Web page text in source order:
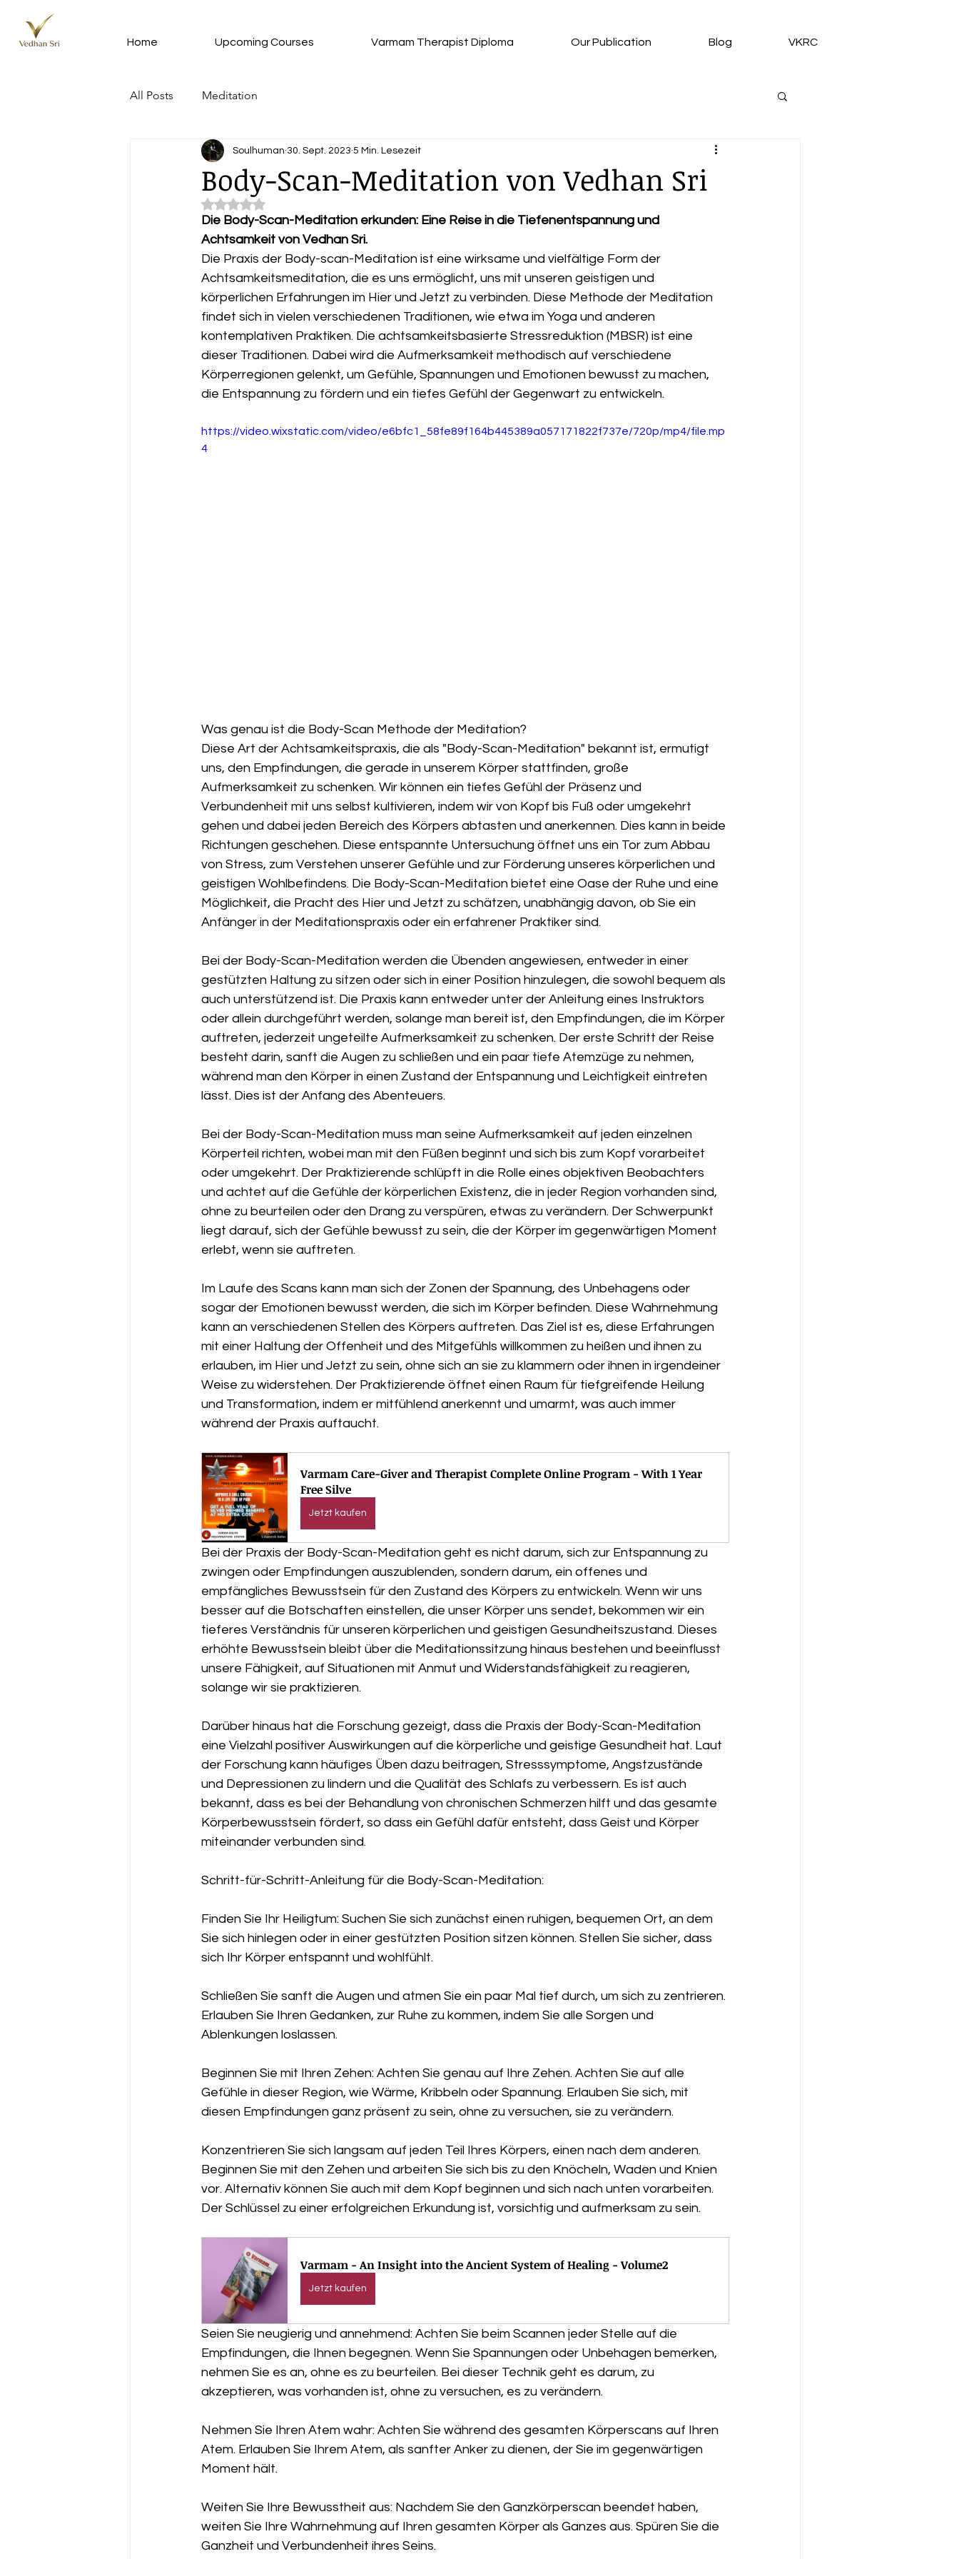
Home Upcoming Courses Varmam Therapist Diploma Our Publication Blog VKRC
All Posts Meditation
Body-Scan-Meditation von Vedhan Sri
Soulhuman 30. Sept. 2023 5 Min. Lesezeit
Mit NaN von 5 Sternen bewertet.
Die Body-Scan-Meditation erkunden: Eine Reise in die Tiefenentspannung und
Achtsamkeit von Vedhan Sri.
Die Praxis der Body-scan-Meditation ist eine wirksame und vielfältige Form der
Achtsamkeitsmeditation, die es uns ermöglicht, uns mit unseren geistigen und
körperlichen Erfahrungen im Hier und Jetzt zu verbinden. Diese Methode der Meditation
findet sich in vielen verschiedenen Traditionen, wie etwa im Yoga und anderen
kontemplativen Praktiken. Die achtsamkeitsbasierte Stressreduktion (MBSR) ist eine
dieser Traditionen. Dabei wird die Aufmerksamkeit methodisch auf verschiedene
Körperregionen gelenkt, um Gefühle, Spannungen und Emotionen bewusst zu machen,
die Entspannung zu fördern und ein tiefes Gefühl der Gegenwart zu entwickeln.
https://video.wixstatic.com/video/e6bfc1_58fe89f164b445389a057171822f737e/720p/mp4/file.mp
4
Was genau ist die Body-Scan Methode der Meditation?
Diese Art der Achtsamkeitspraxis, die als "Body-Scan-Meditation" bekannt ist, ermutigt
uns, den Empfindungen, die gerade in unserem Körper stattfinden, große
Aufmerksamkeit zu schenken. Wir können ein tiefes Gefühl der Präsenz und
Verbundenheit mit uns selbst kultivieren, indem wir von Kopf bis Fuß oder umgekehrt
gehen und dabei jeden Bereich des Körpers abtasten und anerkennen. Dies kann in beide
Richtungen geschehen. Diese entspannte Untersuchung öffnet uns ein Tor zum Abbau
von Stress, zum Verstehen unserer Gefühle und zur Förderung unseres körperlichen und
geistigen Wohlbefindens. Die Body-Scan-Meditation bietet eine Oase der Ruhe und eine
Möglichkeit, die Pracht des Hier und Jetzt zu schätzen, unabhängig davon, ob Sie ein
Anfänger in der Meditationspraxis oder ein erfahrener Praktiker sind.
Bei der Body-Scan-Meditation werden die Übenden angewiesen, entweder in einer
gestützten Haltung zu sitzen oder sich in einer Position hinzulegen, die sowohl bequem als
auch unterstützend ist. Die Praxis kann entweder unter der Anleitung eines Instruktors
oder allein durchgeführt werden, solange man bereit ist, den Empfindungen, die im Körper
auftreten, jederzeit ungeteilte Aufmerksamkeit zu schenken. Der erste Schritt der Reise
besteht darin, sanft die Augen zu schließen und ein paar tiefe Atemzüge zu nehmen,
während man den Körper in einen Zustand der Entspannung und Leichtigkeit eintreten
lässt. Dies ist der Anfang des Abenteuers.
Bei der Body-Scan-Meditation muss man seine Aufmerksamkeit auf jeden einzelnen
Körperteil richten, wobei man mit den Füßen beginnt und sich bis zum Kopf vorarbeitet
oder umgekehrt. Der Praktizierende schlüpft in die Rolle eines objektiven Beobachters
und achtet auf die Gefühle der körperlichen Existenz, die in jeder Region vorhanden sind,
ohne zu beurteilen oder den Drang zu verspüren, etwas zu verändern. Der Schwerpunkt
liegt darauf, sich der Gefühle bewusst zu sein, die der Körper im gegenwärtigen Moment
erlebt, wenn sie auftreten.
Im Laufe des Scans kann man sich der Zonen der Spannung, des Unbehagens oder
sogar der Emotionen bewusst werden, die sich im Körper befinden. Diese Wahrnehmung
kann an verschiedenen Stellen des Körpers auftreten. Das Ziel ist es, diese Erfahrungen
mit einer Haltung der Offenheit und des Mitgefühls willkommen zu heißen und ihnen zu
erlauben, im Hier und Jetzt zu sein, ohne sich an sie zu klammern oder ihnen in irgendeiner
Weise zu widerstehen. Der Praktizierende öffnet einen Raum für tiefgreifende Heilung
und Transformation, indem er mitfühlend anerkennt und umarmt, was auch immer
während der Praxis auftaucht.
Varmam Care-Giver and Therapist Complete Online Program - With 1 Year
Free Silve
Jetzt kaufen
Bei der Praxis der Body-Scan-Meditation geht es nicht darum, sich zur Entspannung zu
zwingen oder Empfindungen auszublenden, sondern darum, ein offenes und
empfängliches Bewusstsein für den Zustand des Körpers zu entwickeln. Wenn wir uns
besser auf die Botschaften einstellen, die unser Körper uns sendet, bekommen wir ein
tieferes Verständnis für unseren körperlichen und geistigen Gesundheitszustand. Dieses
erhöhte Bewusstsein bleibt über die Meditationssitzung hinaus bestehen und beeinflusst
unsere Fähigkeit, auf Situationen mit Anmut und Widerstandsfähigkeit zu reagieren,
solange wir sie praktizieren.
Darüber hinaus hat die Forschung gezeigt, dass die Praxis der Body-Scan-Meditation
eine Vielzahl positiver Auswirkungen auf die körperliche und geistige Gesundheit hat. Laut
der Forschung kann häufiges Üben dazu beitragen, Stresssymptome, Angstzustände
und Depressionen zu lindern und die Qualität des Schlafs zu verbessern. Es ist auch
bekannt, dass es bei der Behandlung von chronischen Schmerzen hilft und das gesamte
Körperbewusstsein fördert, so dass ein Gefühl dafür entsteht, dass Geist und Körper
miteinander verbunden sind.
Schritt-für-Schritt-Anleitung für die Body-Scan-Meditation:
Finden Sie Ihr Heiligtum: Suchen Sie sich zunächst einen ruhigen, bequemen Ort, an dem
Sie sich hinlegen oder in einer gestützten Position sitzen können. Stellen Sie sicher, dass
sich Ihr Körper entspannt und wohlfühlt.
Schließen Sie sanft die Augen und atmen Sie ein paar Mal tief durch, um sich zu zentrieren.
Erlauben Sie Ihren Gedanken, zur Ruhe zu kommen, indem Sie alle Sorgen und
Ablenkungen loslassen.
Beginnen Sie mit Ihren Zehen: Achten Sie genau auf Ihre Zehen. Achten Sie auf alle
Gefühle in dieser Region, wie Wärme, Kribbeln oder Spannung. Erlauben Sie sich, mit
diesen Empfindungen ganz präsent zu sein, ohne zu versuchen, sie zu verändern.
Konzentrieren Sie sich langsam auf jeden Teil Ihres Körpers, einen nach dem anderen.
Beginnen Sie mit den Zehen und arbeiten Sie sich bis zu den Knöcheln, Waden und Knien
vor. Alternativ können Sie auch mit dem Kopf beginnen und sich nach unten vorarbeiten.
Der Schlüssel zu einer erfolgreichen Erkundung ist, vorsichtig und aufmerksam zu sein.
Varmam - An Insight into the Ancient System of Healing - Volume2
Jetzt kaufen
Seien Sie neugierig und annehmend: Achten Sie beim Scannen jeder Stelle auf die
Empfindungen, die Ihnen begegnen. Wenn Sie Spannungen oder Unbehagen bemerken,
nehmen Sie es an, ohne es zu beurteilen. Bei dieser Technik geht es darum, zu
akzeptieren, was vorhanden ist, ohne zu versuchen, es zu verändern.
Nehmen Sie Ihren Atem wahr: Achten Sie während des gesamten Körperscans auf Ihren
Atem. Erlauben Sie Ihrem Atem, als sanfter Anker zu dienen, der Sie im gegenwärtigen
Moment hält.
Weiten Sie Ihre Bewusstheit aus: Nachdem Sie den Ganzkörperscan beendet haben,
weiten Sie Ihre Wahrnehmung auf Ihren gesamten Körper als Ganzes aus. Spüren Sie die
Ganzheit und Verbundenheit ihres Seins.